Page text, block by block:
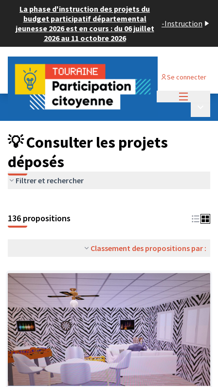
La phase d'instruction des projets du
budget participatif départemental
jeunesse 2026 est en cours : du 06 juillet
2026 au 11 octobre 2026
-Instruction
Se connecter
Budget Participatif JEUNESSE 2024
💡 Consulter les projets déposés
💡 Consulter les projets
déposés
Filtrer et rechercher
136 propositions
Classement des propositions par :